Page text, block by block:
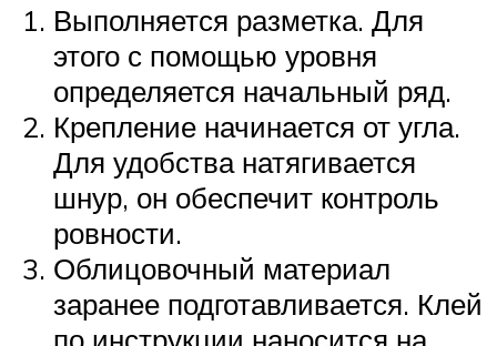
Выполняется разметка. Для
этого с помощью уровня
определяется начальный ряд.
Крепление начинается от угла.
Для удобства натягивается
шнур, он обеспечит контроль
ровности.
Облицовочный материал
заранее подготавливается. Клей